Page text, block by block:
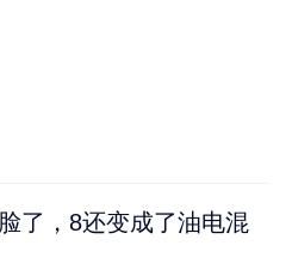
了，8还变成了油电混